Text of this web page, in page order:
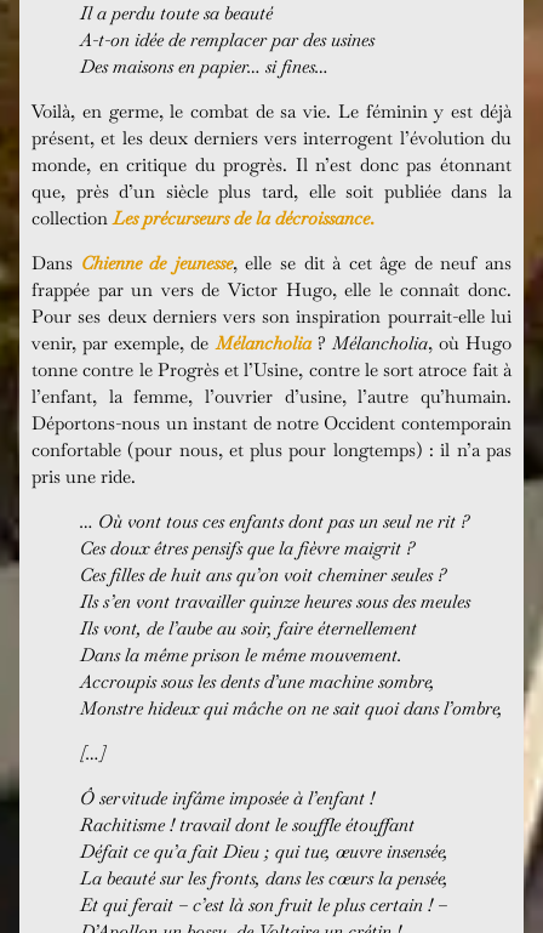
Il a perdu toute sa beauté
A-t-on idée de remplacer par des usines
Des maisons en papier… si fines…
Voilà, en germe, le combat de sa vie. Le féminin y est déjà
présent, et les deux derniers vers interrogent l’évolution du
monde, en critique du progrès. Il n’est donc pas étonnant
que, près d’un siècle plus tard, elle soit publiée dans la
collectionLes précurseurs de la décroissance.
Dans Chienne de jeunesse, elle se dit à cet âge de neuf ans
frappée par un vers de Victor Hugo, elle le connaît donc.
Pour ses deux derniers vers son inspiration pourrait-elle lui
venir, par exemple, deMélancholia?Mélancholia, où Hugo
tonne contre le Progrès et l’Usine, contre le sort atroce fait à
l’enfant, la femme, l’ouvrier d’usine, l’autre qu’humain.
Déportons-nous un instant de notre Occident contemporain
confortable (pour nous, et plus pour longtemps) : il n’a pas
pris une ride.
… Où vont tous ces enfants dont pas un seul ne rit ?
Ces doux êtres pensifs que la fièvre maigrit ?
Ces filles de huit ans qu’on voit cheminer seules ?
Ils s’en vont travailler quinze heures sous des meules
Ils vont, de l’aube au soir, faire éternellement
Dans la même prison le même mouvement.
Accroupis sous les dents d’une machine sombre,
Monstre hideux qui mâche on ne sait quoi dans l’ombre,
[…]
Ô servitude infâme imposée à l’enfant !
Rachitisme ! travail dont le souffle étouffant
Défait ce qu’a fait Dieu ; qui tue, œuvre insensée,
La beauté sur les fronts, dans les cœurs la pensée,
Et qui ferait – c’est là son fruit le plus certain ! –